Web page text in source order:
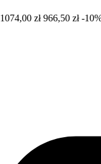
1074,00 zł 966,50 zł -